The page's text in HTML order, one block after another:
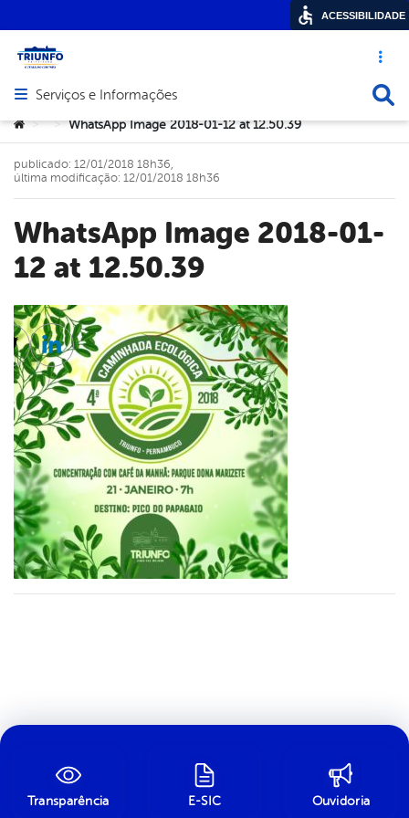
Acesso
Abrir menu principal de navegação
Serviços e Informações
Você está aqui:
> > WhatsApp Image 2018-01-12 at 12.50.39
WhatsApp Image 2018-01-
12 at 12.50.39
publicado: 12/01/2018 18h36,
última modificação: 12/01/2018 18h36
Twitter
Linkedin
Transparência E-SIC Ouvidoria
ACESSIBILIDADE